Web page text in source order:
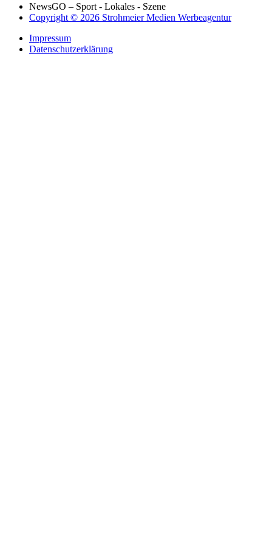
NewsGO – Sport - Lokales - Szene
Copyright © 2026 Strohmeier Medien Werbeagentur
Impressum
Datenschutzerklärung